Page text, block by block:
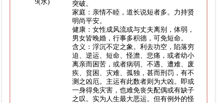
9(水)
突破。
家庭：亲情不睦，道长说短者多。力持贤
明尚平安。
健康：女性成风流或与丈夫离别，体弱，
男女皆晚婚，行事多积德，可免短命。
含义：浮沉不定之象。利去功空，陷落穷
迫、逆运、短命、怪澹、悲痛，或者幼小
离亲而困苦，或者病弱、不遇、遭难、废
疾、贫困、灾难、孤独，甚而刑罚，有不
测之凶厄。主运有此数者则为大凶。即或
一身得免灾害，也难免丧失配偶或有缺子
之叹。实为人生最大恶运。但有例外的怪